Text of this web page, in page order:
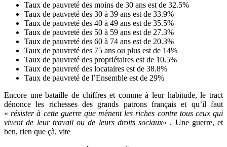
Taux de pauvreté des moins de 30 ans est de 32.5%
Taux de pauvreté des 30 à 39 ans est de 33.9%
Taux de pauvreté des 40 à 49 ans est de 35.5%
Taux de pauvreté des 50 à 59 ans est de 27.3%
Taux de pauvreté des 60 à 74 ans est de 20.3%
Taux de pauvreté des 75 ans ou plus est de 14%
Taux de pauvreté des propriétaires est de 10.5%
Taux de pauvreté des locataires est de 38.8%
Taux de pauvreté de l’Ensemble est de 29%
Encore une bataille de chiffres et comme à leur habitude, le tract
dénonce les richesses des grands patrons français et qu’il faut
«résister à cette guerre que mènent les riches contre tous ceux qui
vivent de leur travail ou de leurs droits sociaux« . Une guerre, et
ben, rien que çà, vite